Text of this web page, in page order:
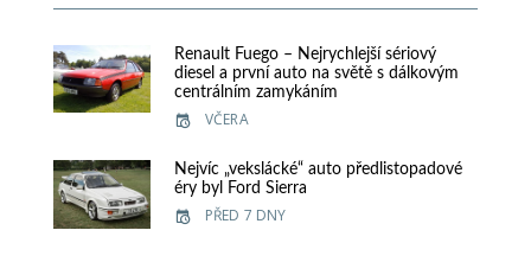
Renault Fuego – Nejrychlejší sériový
diesel a první auto na světě s dálkovým
centrálním zamykáním
VČERA
Nejvíc „vekslácké“ auto předlistopadové
éry byl Ford Sierra
PŘED 7 DNY